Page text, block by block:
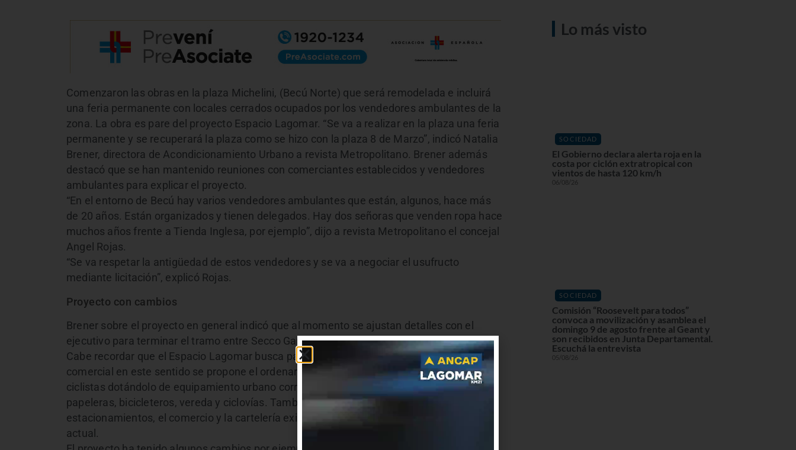
Comenzaron las obras en la plaza Michelini, (Becú Norte) que será remodelada e incluirá
una feria permanente con locales cerrados ocupados por los vendedores ambulantes de la
zona. La obra es pare del proyecto Espacio Lagomar. “Se va a realizar en la plaza una feria
permanente y se recuperará la plaza como se hizo con la plaza 8 de Marzo”, indicó Natalia
Brener, directora de Acondicionamiento Urbano a revista Metropolitano. Brener además
destacó que se han mantenido reuniones con comerciantes establecidos y vendedores
ambulantes para explicar el proyecto.
“En el entorno de Becú hay varios vendedores ambulantes que están, algunos, hace más
de 20 años. Están organizados y tienen delegados. Hay dos señoras que venden ropa hace
muchos años frente a Tienda Inglesa, por ejemplo”, dijo a revista Metropolitano el concejal
Angel Rojas.
“Se va respetar la antigüedad de estos vendedores y se va a negociar el usufructo
mediante licitación”, explicó Rojas.
Proyecto con cambios
Brener sobre el proyecto en general indicó que al momento se ajustan detalles con el
ejecutivo para terminar el tramo entre Secco García y Becú,
Cabe recordar que el Espacio Lagomar busca para Ciudad de la Costa una centralidad
comercial en este sentido se propone el ordenar el tránsito peatonal, vehicular y de
ciclistas dotándolo de equipamiento urbano correspondiente; iluminación, bancos,
papeleras, bicicleteros, vereda y ciclovías. También se propone resolver a su vez los
estacionamientos, el comercio y la cartelería existente de forma de mejorar la situación
actual.
Lo más visto
SOCIEDAD
El Gobierno declara alerta roja en la
costa por ciclón extratropical con
vientos de hasta 120 km/h
06/08/26
SOCIEDAD
Comisión “Roosevelt para todos”
convoca a movilización y asamblea el
domingo 9 de agosto frente al Geant y
son recibidos en Junta Departamental.
Escuchá la entrevista
05/08/26